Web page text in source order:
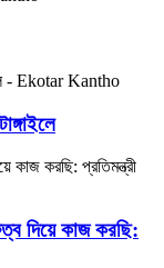
দিয়ে কাজ করছি: